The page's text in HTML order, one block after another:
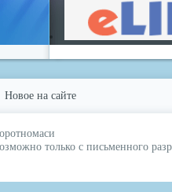
Новое на сайте
только с письменного